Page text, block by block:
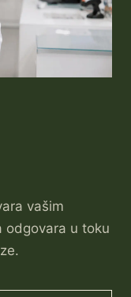
vašim
odgovara u toku